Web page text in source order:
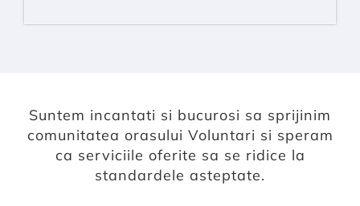
Suntem incantati si bucurosi sa sprijinim
comunitatea orasului Voluntari si speram
ca serviciile oferite sa se ridice la
standardele asteptate.